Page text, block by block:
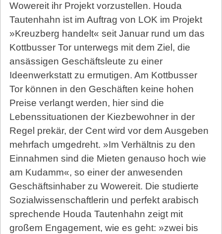
Wowereit ihr Projekt vorzustellen. Houda
Tautenhahn ist im Auftrag von LOK im Projekt
»Kreuzberg handelt« seit Januar rund um das
Kottbusser Tor unterwegs mit dem Ziel, die
ansässigen Geschäftsleute zu einer
Ideenwerkstatt zu ermutigen. Am Kottbusser
Tor können in den Geschäften keine hohen
Preise verlangt werden, hier sind die
Lebenssituationen der Kiezbewohner in der
Regel prekär, der Cent wird vor dem Ausgeben
mehrfach umgedreht. »Im Verhältnis zu den
Einnahmen sind die Mieten genauso hoch wie
am Kudamm«, so einer der anwesenden
Geschäftsinhaber zu Wowereit. Die studierte
Sozialwissenschaftlerin und perfekt arabisch
sprechende Houda Tautenhahn zeigt mit
großem Engagement, wie es geht: »zwei bis